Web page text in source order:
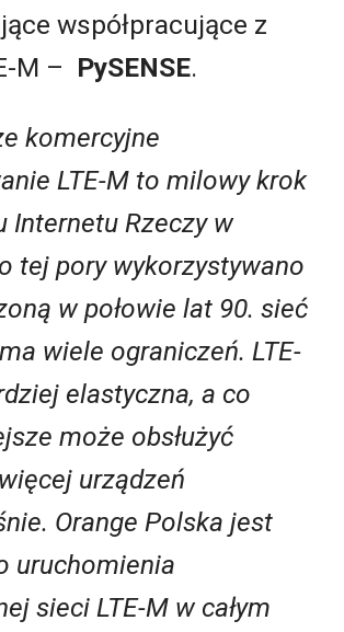
współpracujące z
M – PySENSE.
komercyjne
LTE-M to milowy krok
Internetu Rzeczy w
tej pory wykorzystywano
w połowie lat 90. sieć
wiele ograniczeń. LTE-
elastyczna, a co
może obsłużyć
urządzeń
Orange Polska jest
uruchomienia
sieci LTE-M w całym